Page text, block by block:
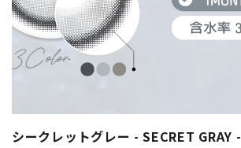
シークレットグレー - SECRET GRAY -